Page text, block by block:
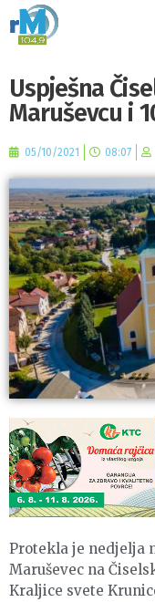
Uspješna
Maruševcu i
05/10/2021 08:07
Protekla je nedjelja
Maruševec na
Kraljice svete